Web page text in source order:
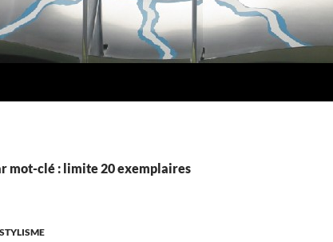
mot-clé : limite 20 exemplaires
STYLISME